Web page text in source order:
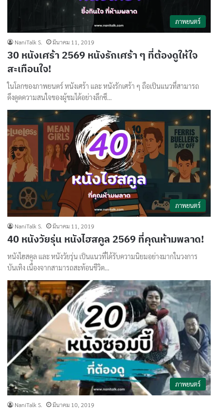
ภาพยนตร์
NaniTalk S. มีนาคม 11, 2019
30 หนังเศร้า 2569 หนังรักเศร้า ๆ ที่ต้องดูให้ใจ
สะเทือนใจ!
ในโลกของภาพยนตร์ หนังเศร้า และ หนังรักเศร้า ๆ ถือเป็นแนวที่สามารถ
ดึงดูดความสนใจของผู้ชมได้อย่างลึกซึ…
ภาพยนตร์
NaniTalk S. มีนาคม 11, 2019
40 หนังวัยรุ่น หนังไฮสคูล 2569 ที่คุณห้ามพลาด!
หนังไฮสคูล และ หนังวัยรุ่น เป็นแนวที่ได้รับความนิยมอย่างมากในวงการ
บันเทิง เนื่องจากสามารถสะท้อนชีวิต…
ภาพยนตร์
NaniTalk S. มีนาคม 10, 2019